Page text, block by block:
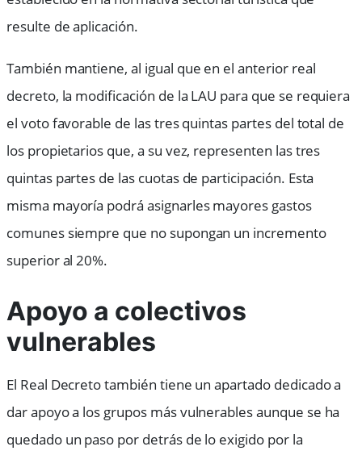
resulte de aplicación.
También mantiene, al igual que en el anterior real
decreto, la modificación de la LAU para que se requiera
el voto favorable de las tres quintas partes del total de
los propietarios que, a su vez, representen las tres
quintas partes de las cuotas de participación. Esta
misma mayoría podrá asignarles mayores gastos
comunes siempre que no supongan un incremento
superior al 20%.
Apoyo a colectivos
vulnerables
El Real Decreto también tiene un apartado dedicado a
dar apoyo a los grupos más vulnerables aunque se ha
quedado un paso por detrás de lo exigido por la